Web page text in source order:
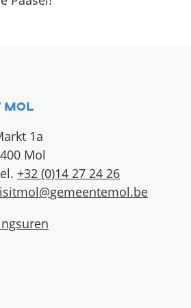
& openingsuren
Mol
1a
Mol
+32 (0)14 27 24 26
@gemeentemol.be